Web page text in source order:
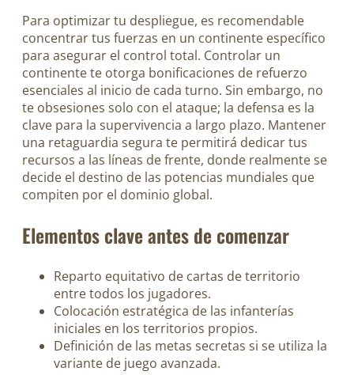
Para optimizar tu despliegue, es recomendable
concentrar tus fuerzas en un continente específico
para asegurar el control total. Controlar un
continente te otorga bonificaciones de refuerzo
esenciales al inicio de cada turno. Sin embargo, no
te obsesiones solo con el ataque; la defensa es la
clave para la supervivencia a largo plazo. Mantener
una retaguardia segura te permitirá dedicar tus
recursos a las líneas de frente, donde realmente se
decide el destino de las potencias mundiales que
compiten por el dominio global.
Elementos clave antes de comenzar
Reparto equitativo de cartas de territorio
entre todos los jugadores.
Colocación estratégica de las infanterías
iniciales en los territorios propios.
Definición de las metas secretas si se utiliza la
variante de juego avanzada.